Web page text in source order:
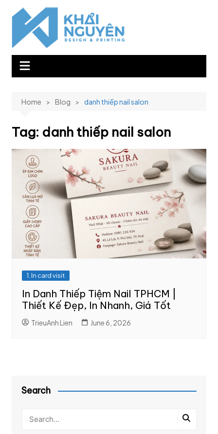
Home Blog danh thiếp nail salon
Tag: danh thiếp nail salon
1. In card visit
In Danh Thiếp Tiệm Nail TPHCM |
Thiết Kế Đẹp, In Nhanh, Giá Tốt
TrieuAnh Lien June 6, 2026
Search